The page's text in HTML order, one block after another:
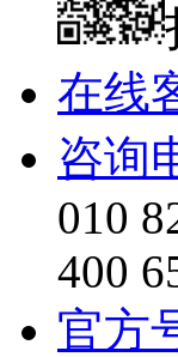
在线
咨询
010
400
官方